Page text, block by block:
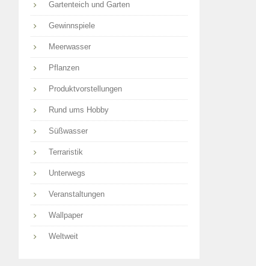
Gartenteich und Garten
Gewinnspiele
Meerwasser
Pflanzen
Produktvorstellungen
Rund ums Hobby
Süßwasser
Terraristik
Unterwegs
Veranstaltungen
Wallpaper
Weltweit